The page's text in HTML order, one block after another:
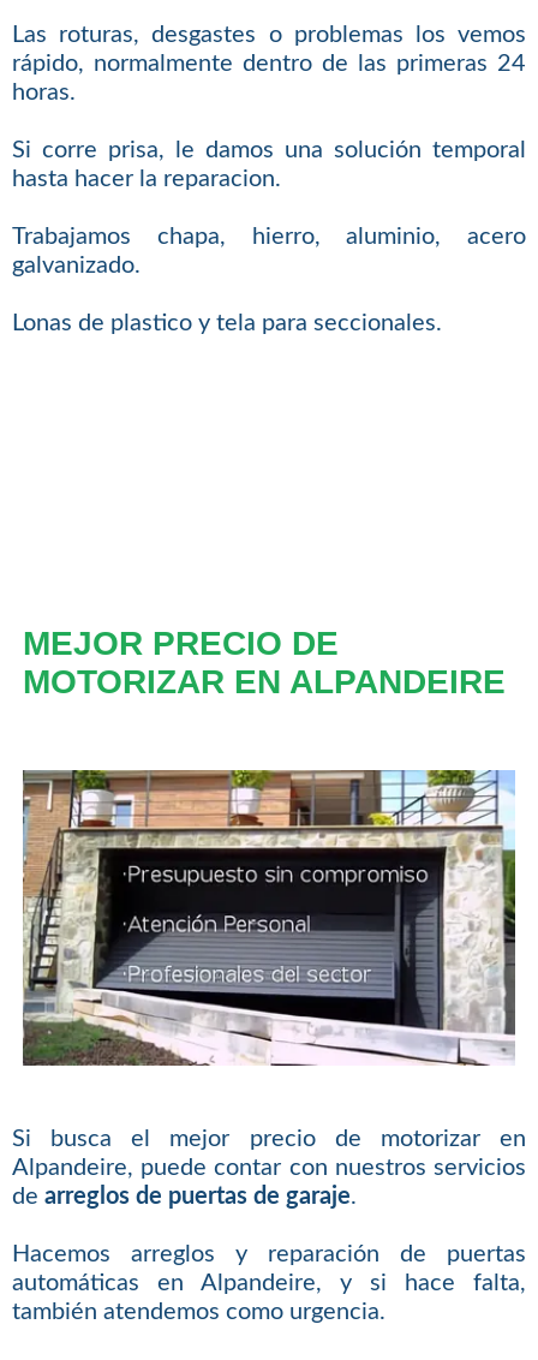
Las roturas, desgastes o problemas los vemos
rápido, normalmente dentro de las primeras 24
horas.
Si corre prisa, le damos una solución temporal
hasta hacer la reparacion.
Trabajamos chapa, hierro, aluminio, acero
galvanizado.
Lonas de plastico y tela para seccionales.
MEJOR PRECIO DE
MOTORIZAR EN ALPANDEIRE
Si busca el mejor precio de motorizar en
Alpandeire, puede contar con nuestros servicios
de arreglos de puertas de garaje.
Hacemos arreglos y reparación de puertas
automáticas en Alpandeire, y si hace falta,
también atendemos como urgencia.